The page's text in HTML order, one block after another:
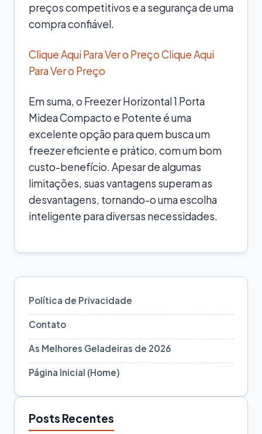
preços competitivos e a segurança de uma
compra confiável.
Clique Aqui Para Ver o PreçoClique Aqui
Para Ver o Preço
Em suma, o Freezer Horizontal 1 Porta
Midea Compacto e Potente é uma
excelente opção para quem busca um
freezer eficiente e prático, com um bom
custo-benefício. Apesar de algumas
limitações, suas vantagens superam as
desvantagens, tornando-o uma escolha
inteligente para diversas necessidades.
Política de Privacidade
Contato
As Melhores Geladeiras de 2026
Página Inicial (Home)
Posts Recentes